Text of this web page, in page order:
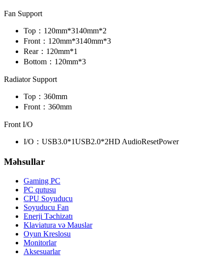
Fan Support
Top： 120mm*3140mm*2
Front： 120mm*3140mm*3
Rear： 120mm*1
Bottom： 120mm*3
Radiator Support
Top： 360mm
Front： 360mm
Front I/O
I/O： USB3.0*1USB2.0*2HD AudioResetPower
Məhsullar
Gaming PC
PC qutusu
CPU Soyuducu
Soyuducu Fan
Enerji Təchizatı
Klaviatura və Mauslar
Oyun Kreslosu
Monitorlar
Aksesuarlar